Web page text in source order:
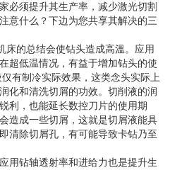
必须提升其生产率，减少激光切割
意什么？下边为您共享其解决的三
床的总结会使钻头造成高溫。应用
超低温情况，有益于增加钻头的使
有制冷实际效果，这类念头实际上
化和清洗切屑的功效。切削液的润
利，也能延长数控刀片的使用期
造成一些切屑，这就是切屑液能具
清除切屑孔，有可能导致卡钻乃至
用钻轴透射率和进给力也是提升生